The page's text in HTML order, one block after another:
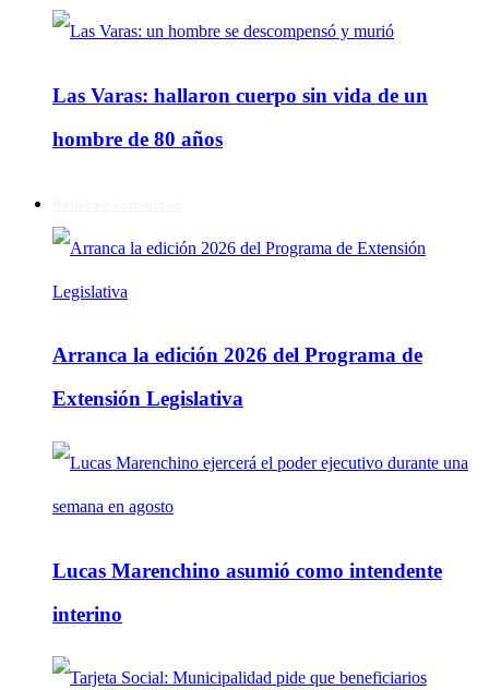
Las Varas: hallaron cuerpo sin vida de un
hombre de 80 años
Arranca la edición 2026 del Programa de
Extensión Legislativa
Lucas Marenchino asumió como intendente
interino